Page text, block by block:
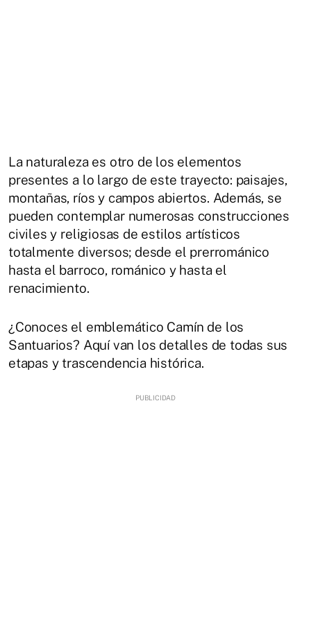
La naturaleza es otro de los elementos
presentes a lo largo de este trayecto: paisajes,
montañas, ríos y campos abiertos. Además, se
pueden contemplar numerosas construcciones
civiles y religiosas de estilos artísticos
totalmente diversos; desde el prerrománico
hasta el barroco, románico y hasta el
renacimiento.
¿Conoces el emblemático Camín de los
Santuarios? Aquí van los detalles de todas sus
etapas y trascendencia histórica.